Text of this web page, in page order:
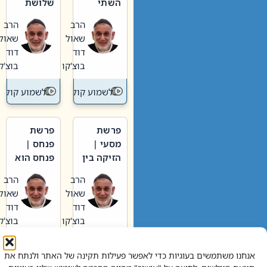
אנחנו משתמשים בעוגיות כדי לאפשר פעילות תקינה של האתר ולנתח את
וערב של
חיינו
הרב
שאול
דוד
בוצ'קו
לשמוע קול תורה – מדרש
האבות
הרב
שאול
דוד
בוצ'קו
לשמוע קול
פרשת
מסעי |
הזיקה בין
הגדול לעם הרב
שאול
דוד
בוצ'קו
לשמוע קול תורה – מדרש
פרשת
פנחס |
פנחס הוא
אליהו: בין
קנאות
הורסת
לקנאות
בונה
הרב
שאול
דוד
בוצ'קו
לשמוע קול